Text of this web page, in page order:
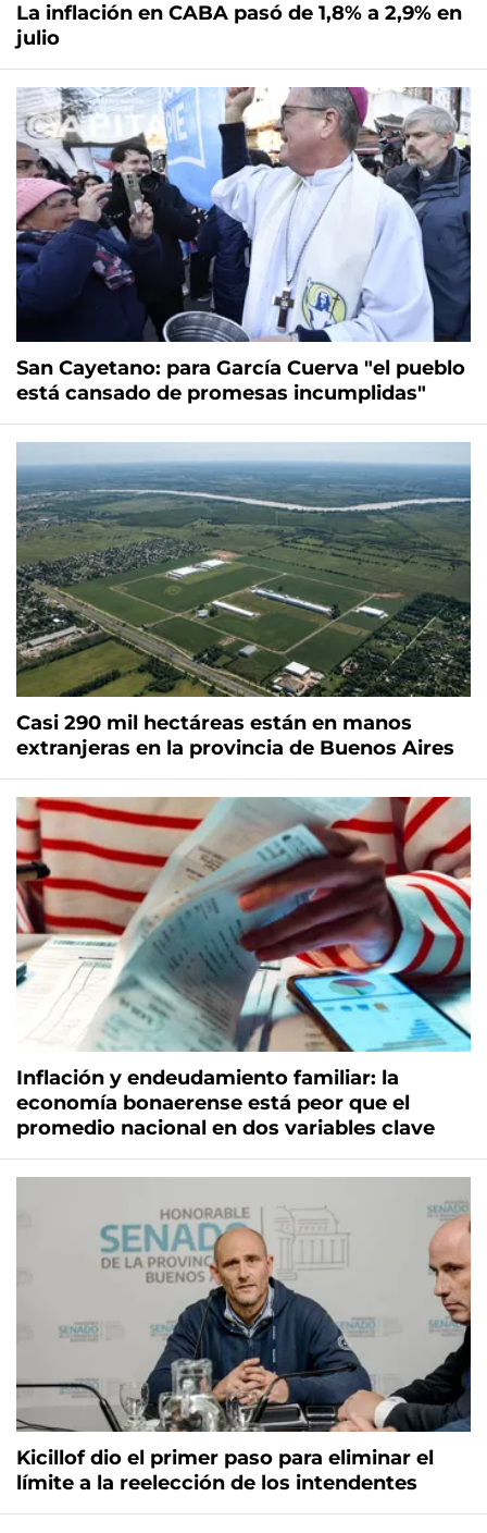
La inflación en CABA pasó de 1,8% a 2,9% en
julio
San Cayetano: para García Cuerva "el pueblo
está cansado de promesas incumplidas"
Casi 290 mil hectáreas están en manos
extranjeras en la provincia de Buenos Aires
Inflación y endeudamiento familiar: la
economía bonaerense está peor que el
promedio nacional en dos variables clave
Kicillof dio el primer paso para eliminar el
límite a la reelección de los intendentes